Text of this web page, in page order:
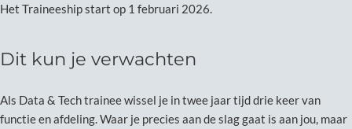
Het Traineeship start op 1 februari 2026.
Dit kun je verwachten
Als Data & Tech trainee wissel je in twee jaar tijd drie keer van
functie en afdeling. Waar je precies aan de slag gaat is aan jou, maar